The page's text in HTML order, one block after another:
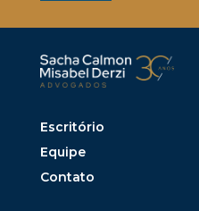
Escritório
Equipe
Contato